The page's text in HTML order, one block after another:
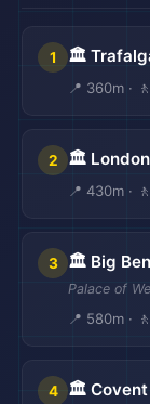
1 🏛️
📍 360m ·
2 🏛️
📍 430m ·
3 🏛️ Big
Palace of
📍 580m ·
4 🏛️ Covent